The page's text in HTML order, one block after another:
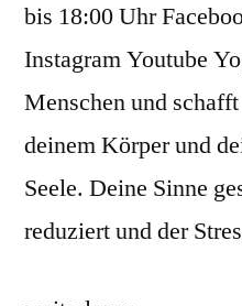
bis 18:00 Uhr
Instagram Youtube
Menschen und
deinem Körper und
Seele. Deine Sinne
reduziert und der